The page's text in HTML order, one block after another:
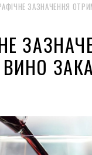
ЗАЗНАЧЕННЯ